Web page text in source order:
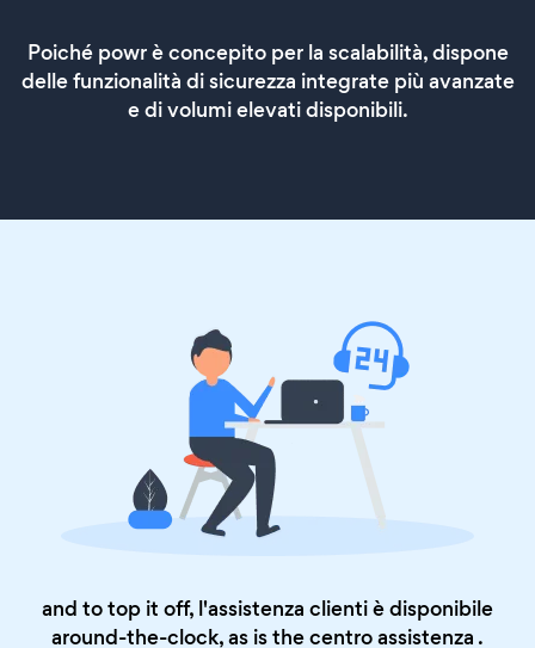
Poiché powr è concepito per la scalabilità, dispone
delle funzionalità di sicurezza integrate più avanzate
e di volumi elevati disponibili.
and to top it off, l'assistenza clienti è disponibile
around-the-clock, as is thecentro assistenza .